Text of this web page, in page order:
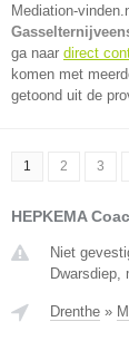
Mediation-
ga naar direct
komen met
getoond uit de
1 2 3
HEPKEMA
Niet
Dwarsdiep,
Drenthe »